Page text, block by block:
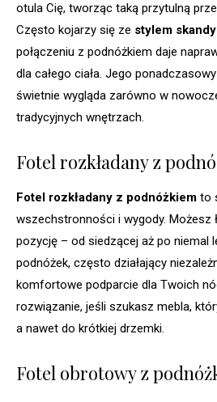
otula Cię, tworząc taką przytulną
Często kojarzy się ze stylem
połączeniu z podnóżkiem daje
dla całego ciała. Jego
świetnie wygląda zarówno w
tradycyjnych wnętrzach.
Fotel rozkładany z
Fotel rozkładany z podnóżkiem to
wszechstronności i wygody. Możesz
pozycję – od siedzącej aż po niemal
podnóżek, często działający
komfortowe podparcie dla Twoich
rozwiązanie, jeśli szukasz mebla,
a nawet do krótkiej drzemki.
Fotel obrotowy z